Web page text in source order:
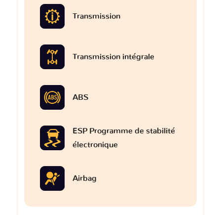
Transmission
Transmission intégrale
ABS
ESP Programme de stabilité
électronique
Airbag